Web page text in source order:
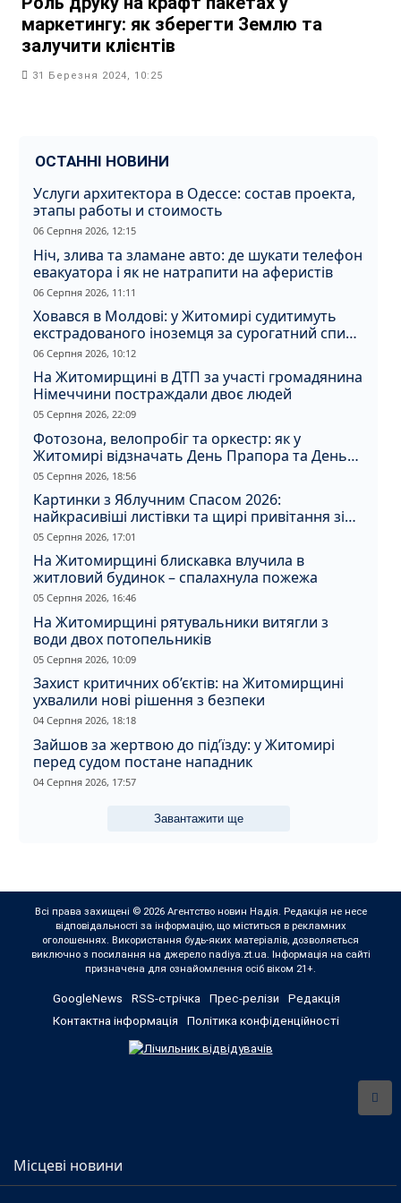
маркетингу: як зберегти Землю та
залучити клієнтів
31 Березня 2024, 10:25
ОСТАННІ НОВИНИ
Услуги архитектора в Одессе: состав проекта,
этапы работы и стоимость
06 Серпня 2026, 12:15
Ніч, злива та зламане авто: де шукати телефон
евакуатора і як не натрапити на аферистів
06 Серпня 2026, 11:11
Ховався в Молдові: у Житомирі судитимуть
екстрадованого іноземця за сурогатний спирт
і відмивання грошей
06 Серпня 2026, 10:12
На Житомирщині в ДТП за участі громадянина
Німеччини постраждали двоє людей
05 Серпня 2026, 22:09
Фотозона, велопробіг та оркестр: як у
Житомирі відзначать День Прапора та День
Незалежності
05 Серпня 2026, 18:56
Картинки з Яблучним Спасом 2026:
найкрасивіші листівки та щирі привітання зі
святом
05 Серпня 2026, 17:01
На Житомирщині блискавка влучила в
житловий будинок – спалахнула пожежа
05 Серпня 2026, 16:46
На Житомирщині рятувальники витягли з
води двох потопельників
05 Серпня 2026, 10:09
Захист критичних об’єктів: на Житомирщині
ухвалили нові рішення з безпеки
04 Серпня 2026, 18:18
Зайшов за жертвою до під’їзду: у Житомирі
перед судом постане нападник
04 Серпня 2026, 17:57
Завантажити ще
Всі права захищені © 2026 Агентство новин Надія. Редакція не несе
відповідальності за інформацію, що міститься в рекламних
оголошеннях. Використання будь-яких матеріалів, дозволяється
виключно з посилання на джерело nadiya.zt.ua. Інформація на сайті
призначена для ознайомлення осіб віком 21+.
GoogleNews RSS-стрічка Прес-релізи
Редакція
Контактна інформація
Політика конфіденційності
Місцеві новини